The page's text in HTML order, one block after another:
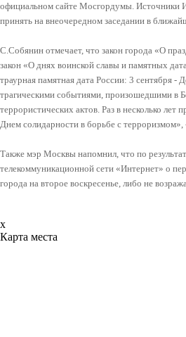
официальном сайте Мосгордумы. Источники
принять на внеочередном заседании в
С.Собянин отмечает, что закон города «О
закон «О днях воинской славы и памятных
траурная памятная дата России: 3 сентября -
трагическими событиями, произошедшими в
террористических актов. Раз в несколько
Днем солидарности в борьбе с
Также мэр Москвы напомнил, что по
телекоммуникационной сети «Интернет» о
города на второе воскресенье, либо не
x
Карта места